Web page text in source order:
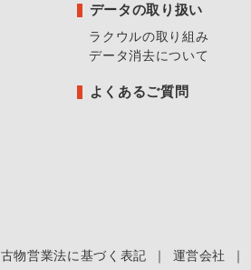
データの取り扱い
ラクウルの取り組み
データ消去について
よくあるご質問
古物営業法に基づく表記 ｜ 運営会社 ｜